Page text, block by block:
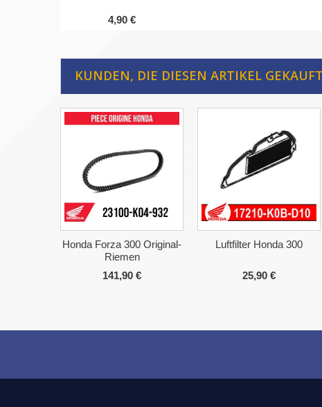
4,90 €
KUNDEN, DIE DIESEN ARTIKEL
Honda Forza 300 Original-
Riemen
141,90 €
Luftfilter Honda 300
25,90 €